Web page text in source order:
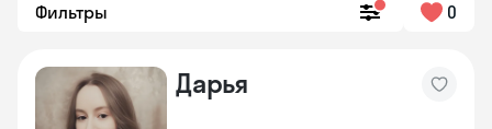
Фильтры 0
Дарья